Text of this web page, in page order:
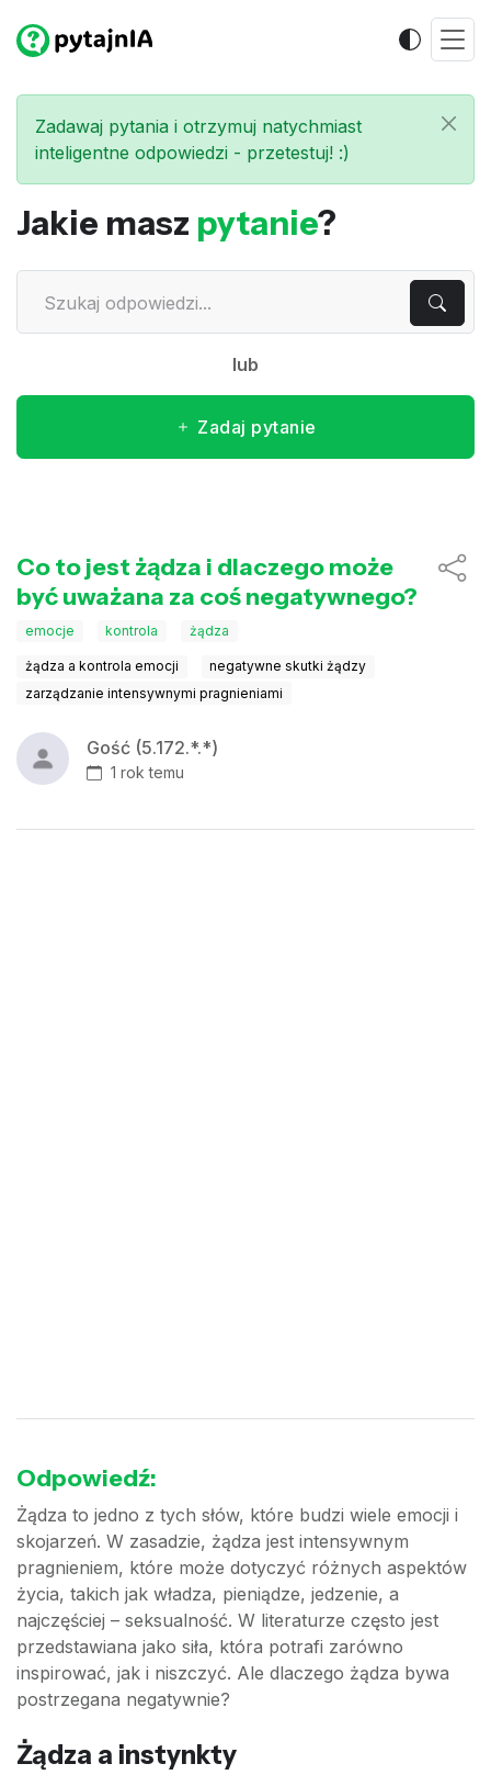
Zadawaj pytania i otrzymuj natychmiast
inteligentne odpowiedzi - przetestuj! :)
Jakie masz pytanie?
lub
Zadaj pytanie
Co to jest żądza i dlaczego może
być uważana za coś negatywnego?
emocje kontrola żądza
żądza a kontrola emocji
negatywne skutki żądzy
zarządzanie intensywnymi pragnieniami
Gość (5.172.*.*)
1 rok temu
Odpowiedź:
Żądza to jedno z tych słów, które budzi wiele emocji i
skojarzeń. W zasadzie, żądza jest intensywnym
pragnieniem, które może dotyczyć różnych aspektów
życia, takich jak władza, pieniądze, jedzenie, a
najczęściej – seksualność. W literaturze często jest
przedstawiana jako siła, która potrafi zarówno
inspirować, jak i niszczyć. Ale dlaczego żądza bywa
postrzegana negatywnie?
Żądza a instynkty